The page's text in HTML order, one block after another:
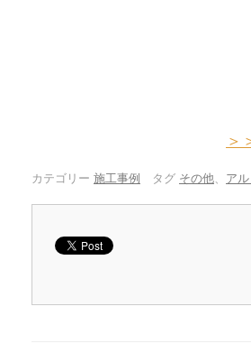
＞
カテゴリー 施工事例 タグ その他、 アル